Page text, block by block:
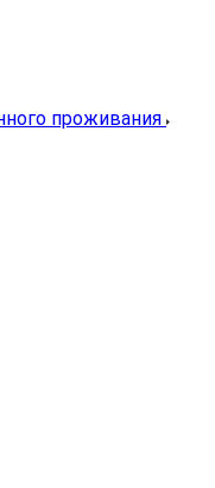
проживания